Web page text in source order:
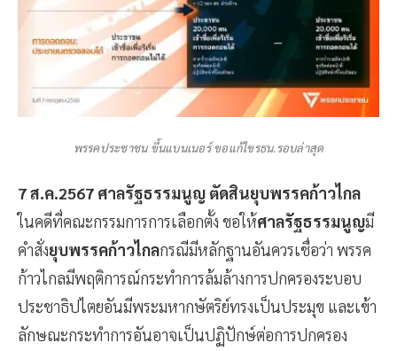
พรรคประชาชน ขึ้นแบนเนอร์ ขอแก้ไขรธน.รอบล่าสุด
7 ส.ค.2567 ศาลรัฐธรรมนูญ ตัดสินยุบพรรคก้าวไกล
ในคดีที่คณะกรรมการการเลือกตั้ง ขอให้ศาลรัฐธรรมนูญมี
คำสั่งยุบพรรคก้าวไกลกรณีมีหลักฐานอันควรเชื่อว่า พรรค
ก้าวไกลมีพฤติการณ์กระทำการล้มล้างการปกครองระบอบ
ประชาธิปไตยอันมีพระมหากษัตริย์ทรงเป็นประมุข และเข้า
ลักษณะกระทำการอันอาจเป็นปฏิปักษ์ต่อการปกครอง